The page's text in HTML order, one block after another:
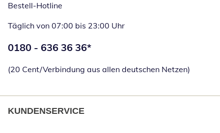
Bestell-Hotline
Täglich von 07:00 bis 23:00 Uhr
Telefonnummer:
0180 - 636 36 36*
(20 Cent/Verbindung aus allen deutschen Netzen)
KUNDENSERVICE